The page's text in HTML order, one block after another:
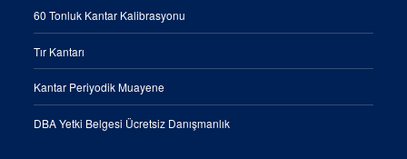
60 Tonluk Kantar Kalibrasyonu
Tır Kantarı
Kantar Periyodik Muayene
DBA Yetki Belgesi Ücretsiz Danışmanlık